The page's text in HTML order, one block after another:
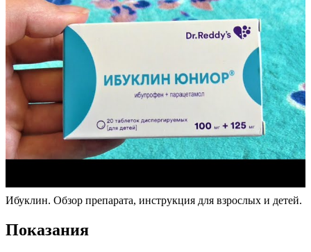
Ибуклин. Обзор препарата, инструкция для взрослых и детей.
Показания